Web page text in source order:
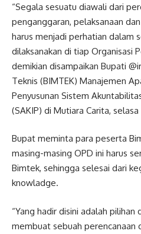
“Segala sesuatu diawali dari
penganggaran, pelaksanaan
harus menjadi perhatian dalam
dilaksanakan di tiap Organisasi
demikian disampaikan Bupati
Teknis (BIMTEK) Manajemen
Penyusunan Sistem
(SAKIP) di Mutiara Carita, selasa
Bupat meminta para peserta
masing-masing OPD ini harus
Bimtek, sehingga selesai dari
knowladge.
“Yang hadir disini adalah pilihan
membuat sebuah perencanaan